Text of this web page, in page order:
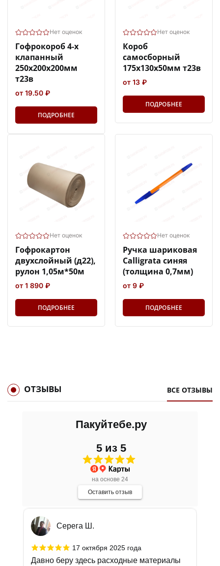
Нет оценок
Гофрокороб 4-х
клапанный
250х200х200мм
т23в
от 19.50 ₽
ПОДРОБНЕЕ
Нет оценок
Короб
самосборный
175х130х50мм т23в
от 13 ₽
ПОДРОБНЕЕ
Нет оценок
Гофрокартон
двухслойный (д22),
рулон 1,05м*50м
от 1 890 ₽
ПОДРОБНЕЕ
Нет оценок
Ручка шариковая
Calligrata синяя
(толщина 0,7мм)
от 9 ₽
ПОДРОБНЕЕ
ОТЗЫВЫ ВСЕ ОТЗЫВЫ
Пакуйтебе.ру
5 из 5
на основе 24
Оставить отзыв
Андрей А.
Отличная компания. Большой выбор
товара. Отличное качество
Серега Ш.
17 октября 2025 года
Давно беру здесь расходные материалы